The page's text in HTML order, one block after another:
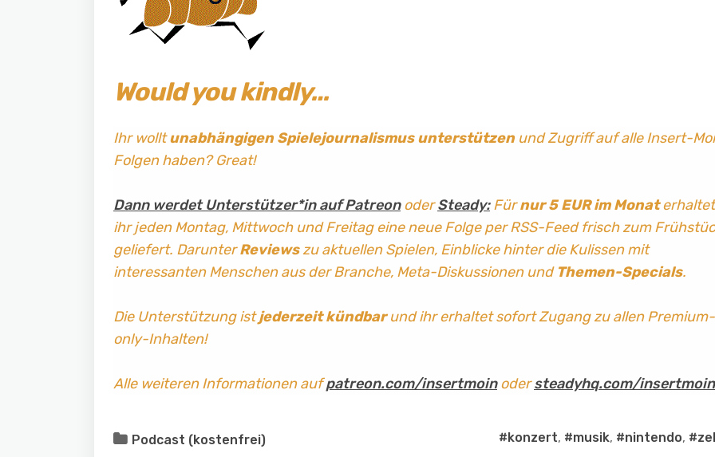
Would you kindly…
Ihr wolltunabhängigen Spielejournalismus unterstützenund Zugriff auf alle Insert-
Folgen haben? Great!
Dann werdet Unterstützer*in auf PatreonoderSteady:Fürnur 5 EUR im Monaterhaltet
ihr jeden Montag, Mittwoch und Freitag eine neue Folge per RSS-Feed frisch zum
geliefert. DarunterReviewszu aktuellen Spielen, Einblicke hinter die Kulissen mit
interessanten Menschen aus der Branche, Meta-Diskussionen und Themen-Specials.
Die Unterstützung istjederzeit kündbarund ihr erhaltet sofort Zugang zu allen Premium-
only-Inhalten!
Alle weiteren Informationen aufpatreon.com/insertmoinodersteadyhq.com/insertmoin
Podcast (kostenfrei) #konzert, #musik, #nintendo,